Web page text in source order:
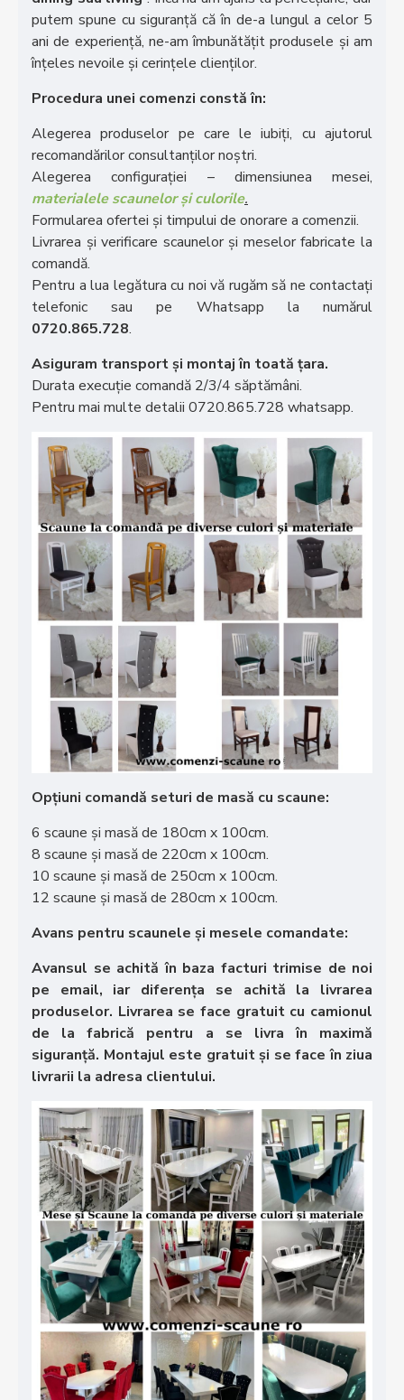
putem spune cu siguranță că în de-a lungul a celor 5
ani de experiență, ne-am îmbunătățit produsele și am
înțeles nevoile și cerințele clienților.
Procedura unei comenzi constă în:
Alegerea produselor pe care le iubiți, cu ajutorul
recomandărilor consultanților noștri.
Alegerea configurației – dimensiunea mesei,
materialele scaunelor și culorile.
Formularea ofertei și timpului de onorare a comenzii.
Livrarea și verificare scaunelor și meselor fabricate la
comandă.
Pentru a lua legătura cu noi vă rugăm să ne contactați
telefonic sau pe Whatsapp la numărul
0720.865.728.
Asiguram transport și montaj în toată țara.
Durata execuție comandă 2/3/4 săptămâni.
Pentru mai multe detalii 0720.865.728 whatsapp.
Opțiuni comandă seturi de masă cu scaune:
6 scaune și masă de 180cm x 100cm.
8 scaune și masă de 220cm x 100cm.
10 scaune și masă de 250cm x 100cm.
12 scaune și masă de 280cm x 100cm.
Avans pentru scaunele și mesele comandate:
Avansul se achită în baza facturi trimise de noi
pe email, iar diferența se achită la livrarea
produselor. Livrarea se face gratuit cu camionul
de la fabrică pentru a se livra în maximă
siguranță. Montajul este gratuit și se face în ziua
livrarii la adresa clientului.